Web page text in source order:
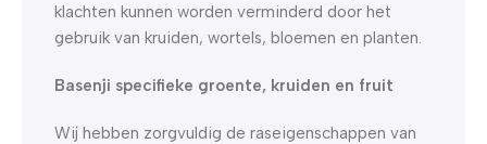
klachten kunnen worden verminderd door het
gebruik van kruiden, wortels, bloemen en planten.
Basenji specifieke groente, kruiden en fruit
Wij hebben zorgvuldig de raseigenschappen van